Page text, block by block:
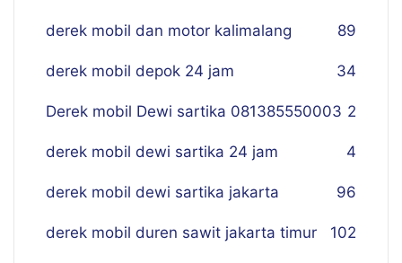
derek mobil dan motor kalimalang 89
derek mobil depok 24 jam 34
Derek mobil Dewi sartika 081385550003 2
derek mobil dewi sartika 24 jam 4
derek mobil dewi sartika jakarta 96
derek mobil duren sawit jakarta timur 102